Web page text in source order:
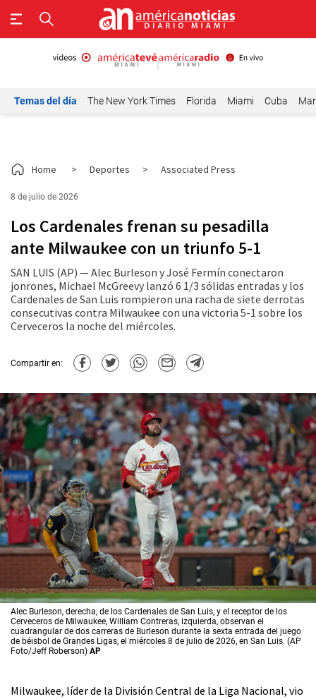
Temas del día The New York Times Florida Miami Cuba
Home > Deportes > Associated Press
8 de julio de 2026
Los Cardenales frenan su pesadilla
ante Milwaukee con un triunfo 5-1
SAN LUIS (AP) — Alec Burleson y José Fermín conectaron
jonrones, Michael McGreevy lanzó 6 1/3 sólidas entradas y los
Cardenales de San Luis rompieron una racha de siete derrotas
consecutivas contra Milwaukee con una victoria 5-1 sobre los
Cerveceros la noche del miércoles.
Compartir en:
Alec Burleson, derecha, de los Cardenales de San Luis, y el receptor de los
Cerveceros de Milwaukee, William Contreras, izquierda, observan el
cuadrangular de dos carreras de Burleson durante la sexta entrada del juego
de béisbol de Grandes Ligas, el miércoles 8 de julio de 2026, en San Luis. (AP
Foto/Jeff Roberson) AP
Milwaukee, líder de la División Central de la Liga Nacional, vio